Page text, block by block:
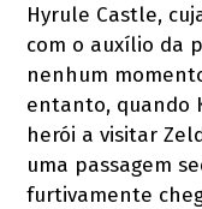
Hyrule Castle,
com o auxílio da
nenhum
entanto, quando
herói a visitar
uma passagem
furtivamente